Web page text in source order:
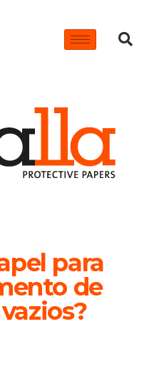
para
de